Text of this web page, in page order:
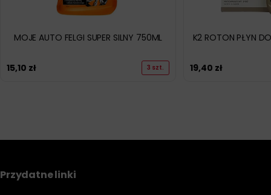
MOJE AUTO FELGI SUPER SILNY 750ML
15,10 zł 3 szt.
K2 ROTON PŁYN
19,40 zł
Przydatne linki